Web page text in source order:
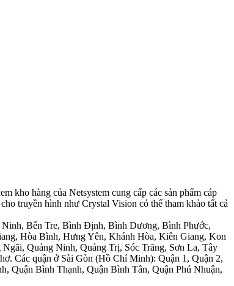
kho hàng của Netsystem cung cấp các sản phẩm cáp
truyền hình như Crystal Vision có thể tham khảo tất cả
Bến Tre, Bình Định, Bình Dương, Bình Phước,
Hòa Bình, Hưng Yên, Khánh Hòa, Kiên Giang, Kon
Quảng Ninh, Quảng Trị, Sóc Trăng, Sơn La, Tây
Các quận ở Sài Gòn (Hồ Chí Minh): Quận 1, Quận 2,
Quận Bình Thạnh, Quận Bình Tân, Quận Phú Nhuận,